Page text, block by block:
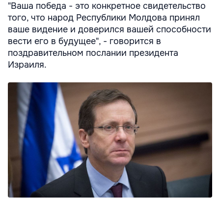
"Ваша победа - это конкретное свидетельство
того, что народ Республики Молдова принял
ваше видение и доверился вашей способности
вести его в будущее", - говорится в
поздравительном послании президента
Израиля.